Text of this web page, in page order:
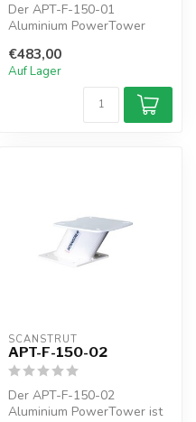
Der APT-F-150-01
Aluminium PowerTower
vorne für Rado...
€483,00
Auf Lager
SCANSTRUT
APT-F-150-02
Der APT-F-150-02
Aluminium PowerTower ist